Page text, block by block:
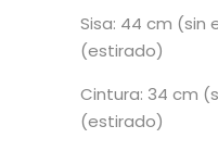
Sisa: 44 cm (sin
(estirado)
Cintura: 34 cm
(estirado)